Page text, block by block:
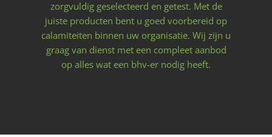
zorgvuldig geselecteerd en getest. Met de
juiste producten bent u goed voorbereid op
calamiteiten binnen uw organisatie. Wij zijn u
graag van dienst met een compleet aanbod
op alles wat een bhv-er nodig heeft.